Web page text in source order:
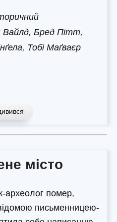
Вайлд, Бред Пітт,
Тобі Маґваєр
місто
археолог помер,
письменницею-